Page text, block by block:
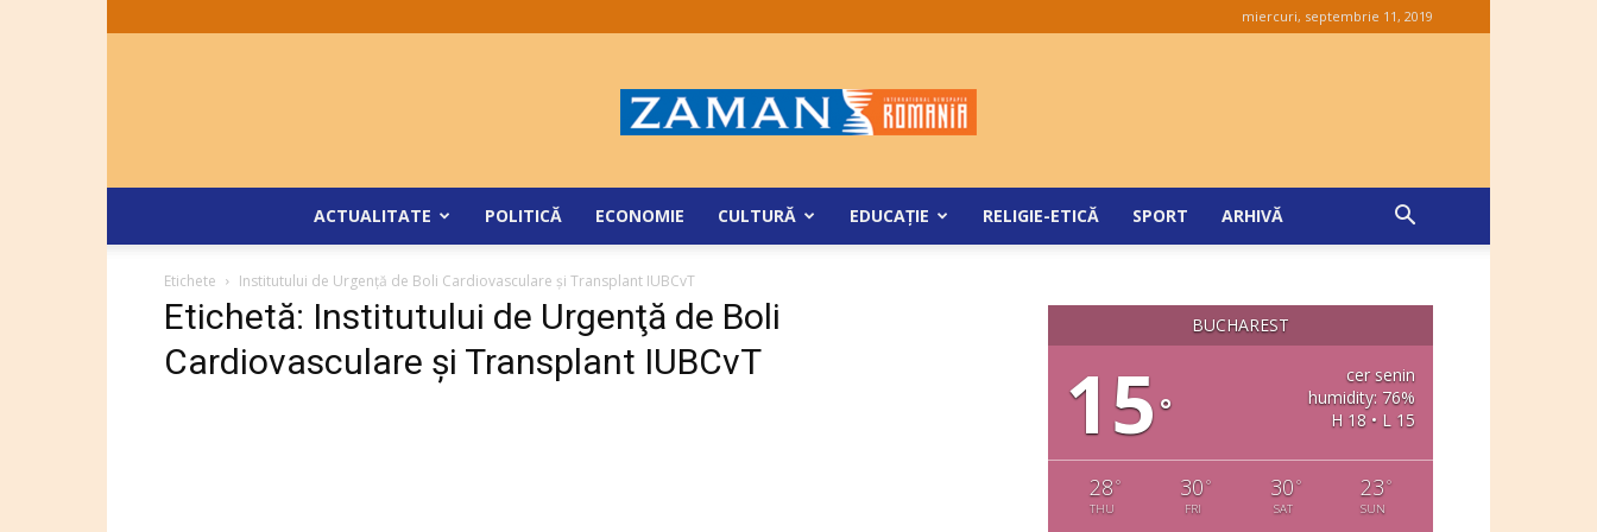
miercuri, septembrie 11, 2019
ZamanRomania
ACTUALITATE POLITICĂ ECONOMIE CULTURĂ EDUCAŢIE RELIGIE-ETICĂ SPORT ARHIVĂ
Etichete Institutului de Urgenţă de Boli Cardiovasculare şi Transplant IUBCvT
Etichetă: Institutului de Urgenţă de Boli
Cardiovasculare şi Transplant IUBCvT
BUCHAREST
15°
cer senin
humidity: 76%
H 18 • L 15
28°
THU
30°
FRI
30°
SAT
23°
SUN